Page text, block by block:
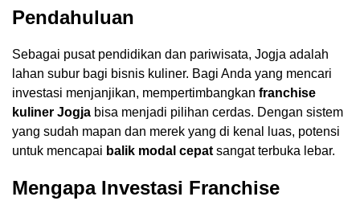
Pendahuluan
Sebagai pusat pendidikan dan pariwisata, Jogja adalah
lahan subur bagi bisnis kuliner. Bagi Anda yang mencari
investasi menjanjikan, mempertimbangkan franchise
kuliner Jogja bisa menjadi pilihan cerdas. Dengan sistem
yang sudah mapan dan merek yang di kenal luas, potensi
untuk mencapai balik modal cepat sangat terbuka lebar.
Mengapa Investasi Franchise